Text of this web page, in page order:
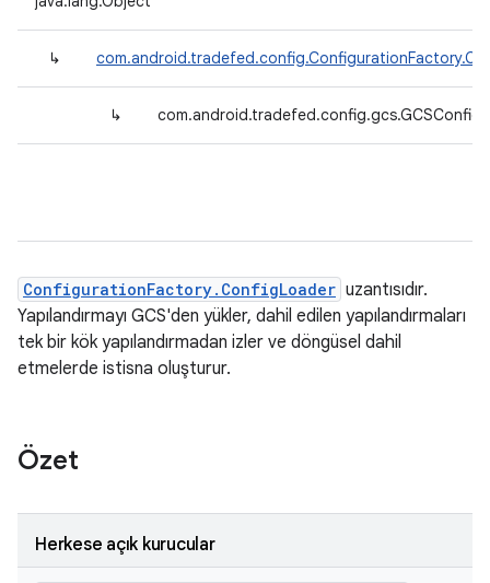
↳
↳
ConfigurationFactory.ConfigLoader uzantısıdır.
Yapılandırmayı GCS'den yükler, dahil edilen yapılandırmaları
tek bir kök yapılandırmadan izler ve döngüsel dahil
etmelerde istisna oluşturur.
Özet
Herkese açık kurucular